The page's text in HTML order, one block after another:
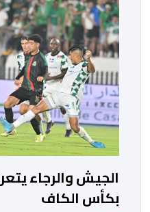
من طرف اللجنة التقنية
الجيش والرجاء
بكأس الكاف